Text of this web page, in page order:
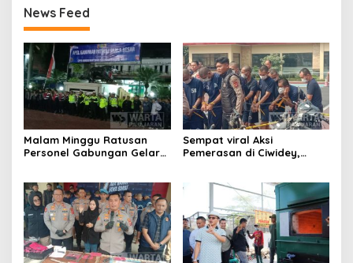
News Feed
Malam Minggu Ratusan
Personel Gabungan Gelar
Sempat viral Aksi
Pemerasan di Ciwidey,